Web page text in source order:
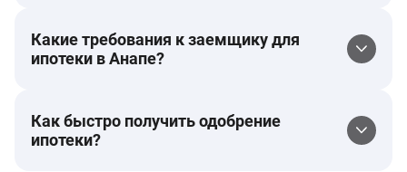
Какие требования к заемщику для
ипотеки в Анапе?
Как быстро получить одобрение
ипотеки?